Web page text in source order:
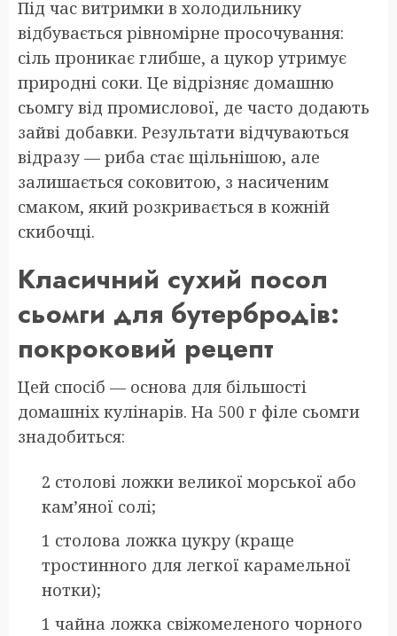
Під час витримки в холодильнику
відбувається рівномірне просочування:
сіль проникає глибше, а цукор утримує
природні соки. Це відрізняє домашню
сьомгу від промислової, де часто додають
зайві добавки. Результати відчуваються
відразу — риба стає щільнішою, але
залишається соковитою, з насиченим
смаком, який розкривається в кожній
скибочці.
Класичний сухий посол
сьомги для бутербродів:
покроковий рецепт
Цей спосіб — основа для більшості
домашніх кулінарів. На 500 г філе сьомги
знадобиться:
2 столові ложки великої морської або
кам’яної солі;
1 столова ложка цукру (краще
тростинного для легкої карамельної
нотки);
1 чайна ложка свіжомеленого чорного